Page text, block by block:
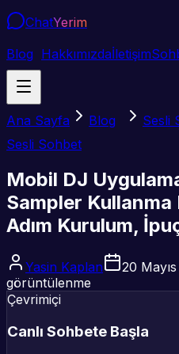
ChatYerim
Blog Hakkımızdaİletişim
Ana Sayfa Blog
Sesli
Sesli Sohbet
Mobil DJ
Sampler Kullanma
Adım Kurulum,
Yasin Kaplan 20
görüntülenme
Çevrimiçi
Canlı Sohbete Başla